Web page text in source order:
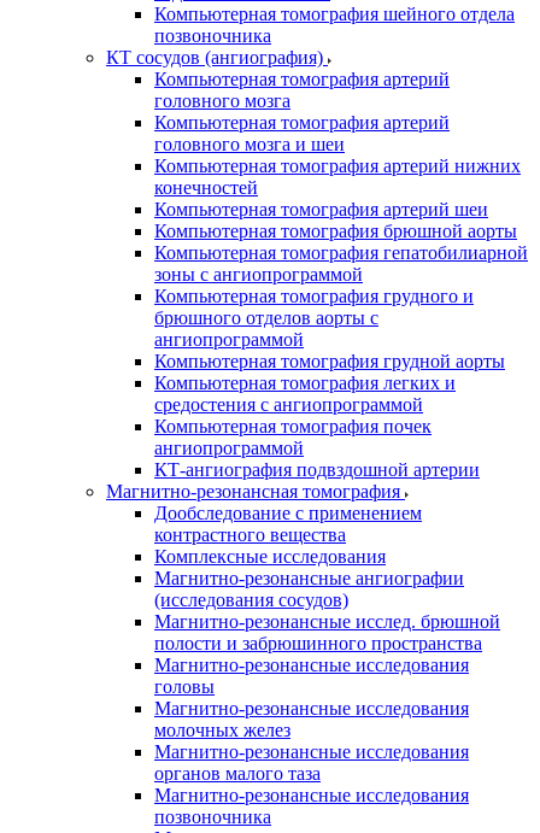
Компьютерная томография шейного отдела
позвоночника
КТ сосудов (ангиография)
Компьютерная томография артерий
головного мозга
Компьютерная томография артерий
головного мозга и шеи
Компьютерная томография артерий нижних
конечностей
Компьютерная томография артерий шеи
Компьютерная томография брюшной аорты
Компьютерная томография гепатобилиарной
зоны с ангиопрограммой
Компьютерная томография грудного и
брюшного отделов аорты с
ангиопрограммой
Компьютерная томография грудной аорты
Компьютерная томография легких и
средостения с ангиопрограммой
Компьютерная томография почек
ангиопрограммой
КТ-ангиография подвздошной артерии
Магнитно-резонансная томография
Дообследование с применением
контрастного вещества
Комплексные исследования
Магнитно-резонансные ангиографии
(исследования сосудов)
Магнитно-резонансные исслед. брюшной
полости и забрюшинного пространства
Магнитно-резонансные исследования
головы
Магнитно-резонансные исследования
молочных желез
Магнитно-резонансные исследования
органов малого таза
Магнитно-резонансные исследования
позвоночника